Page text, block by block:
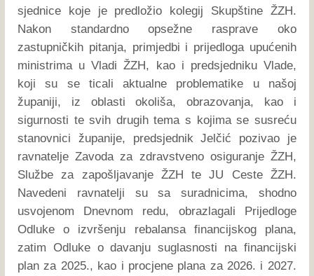
sjednice koje je predložio kolegij Skupštine ŽZH.
Nakon standardno opsežne rasprave oko
zastupničkih pitanja, primjedbi i prijedloga upućenih
ministrima u Vladi ŽZH, kao i predsjedniku Vlade,
koji su se ticali aktualne problematike u našoj
županiji, iz oblasti okoliša, obrazovanja, kao i
sigurnosti te svih drugih tema s kojima se susreću
stanovnici županije, predsjednik Jelčić pozivao je
ravnatelje Zavoda za zdravstveno osiguranje ŽZH,
Službe za zapošljavanje ŽZH te JU Ceste ŽZH.
Navedeni ravnatelji su sa suradnicima, shodno
usvojenom Dnevnom redu, obrazlagali Prijedloge
Odluke o izvršenju rebalansa financijskog plana,
zatim Odluke o davanju suglasnosti na financijski
plan za 2025., kao i procjene plana za 2026. i 2027.